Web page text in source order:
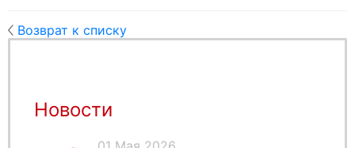
Возврат к списку
Новости